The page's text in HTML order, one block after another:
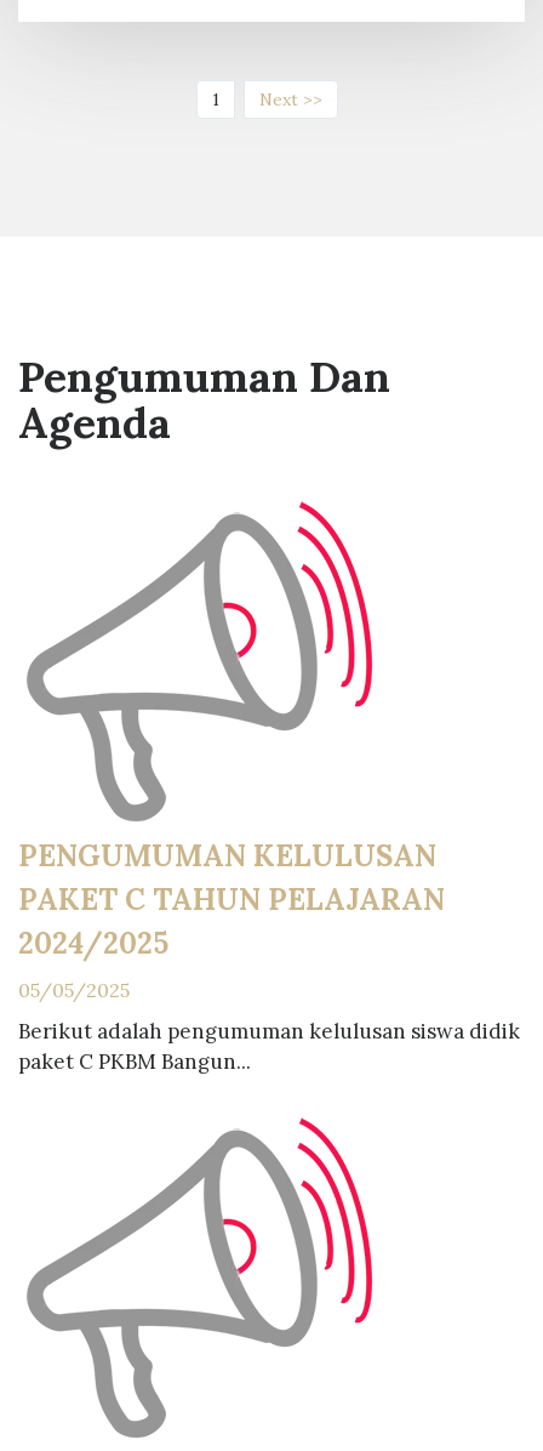
1(current)Next >>
Pengumuman Dan
Agenda
PENGUMUMAN KELULUSAN
PAKET C TAHUN PELAJARAN
2024/2025
05/05/2025
Berikut adalah pengumuman kelulusan siswa didik
paket C PKBM Bangun...